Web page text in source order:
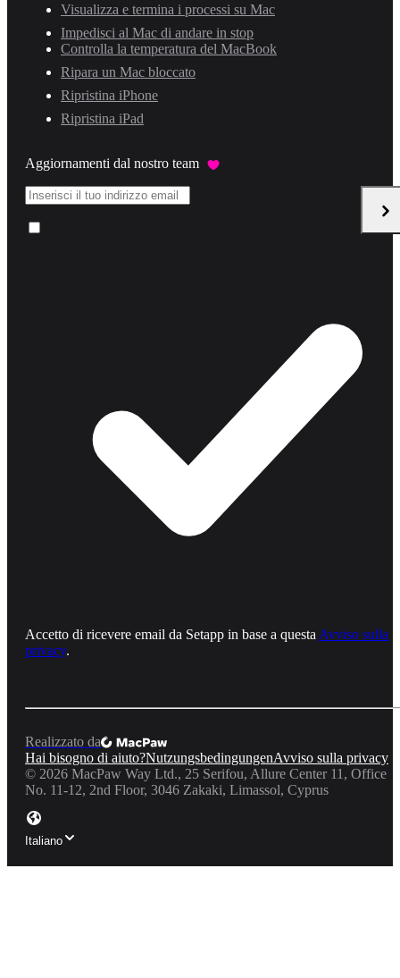
Visualizza e termina i processi su Mac
Impedisci al Mac di andare in stop
Controlla la temperatura del MacBook
Ripara un Mac bloccato
Ripristina iPhone
Ripristina iPad
Aggiornamenti dal nostro team
Accetto di ricevere email da Setapp in base a questa Avviso sulla
privacy.
Realizzato da
Hai bisogno di aiuto?NutzungsbedingungenAvviso sulla privacy
© 2026 MacPaw Way Ltd., 25 Serifou, Allure Center 11, Office
No. 11-12, 2nd Floor, 3046 Zakaki, Limassol, Cyprus
Italiano